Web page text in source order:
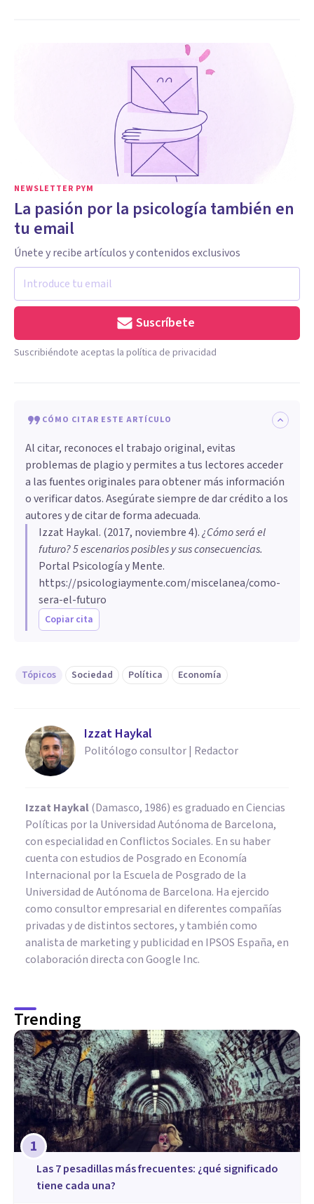
NEWSLETTER PYM
La pasión por la psicología también en
tu email
Únete y recibe artículos y contenidos exclusivos
Suscríbete
Suscribiéndote aceptas la política de privacidad
CÓMO CITAR ESTE ARTÍCULO
Al citar, reconoces el trabajo original, evitas
problemas de plagio y permites a tus lectores acceder
a las fuentes originales para obtener más información
o verificar datos. Asegúrate siempre de dar crédito a los
autores y de citar de forma adecuada.
Izzat Haykal. (2017, noviembre 4).¿Cómo será el
futuro? 5 escenarios posibles y sus consecuencias.
Portal Psicología y Mente.
https://psicologiaymente.com/miscelanea/como-
sera-el-futuro
Copiar cita
Tópicos Sociedad Política Economía
Izzat Haykal
Politólogo consultor | Redactor
Izzat Haykal(Damasco, 1986) es graduado en Ciencias
Políticas por la Universidad Autónoma de Barcelona,
con especialidad en Conflictos Sociales. En su haber
cuenta con estudios de Posgrado en Economía
Internacional por la Escuela de Posgrado de la
Universidad de Autónoma de Barcelona. Ha ejercido
como consultor empresarial en diferentes compañías
privadas y de distintos sectores, y también como
analista de marketing y publicidad en IPSOS España, en
colaboración directa con Google Inc.
Trending
1
Las 7 pesadillas más frecuentes: ¿qué significado
tiene cada una?